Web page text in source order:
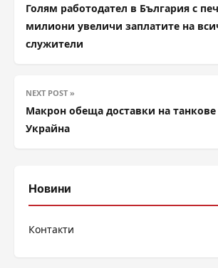
Голям работодател в България с
милиони увеличи заплатите на
служители
NEXT POST »
Макрон обеща доставки на танкове
Украйна
Новини
Контакти